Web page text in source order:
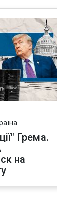
Грема.
на